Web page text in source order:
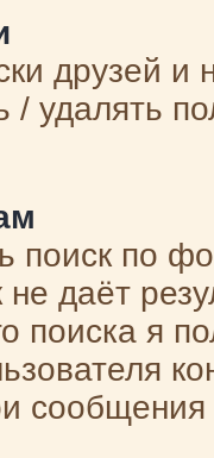
друзей и
/ удалять
поиск по
даёт
поиска я